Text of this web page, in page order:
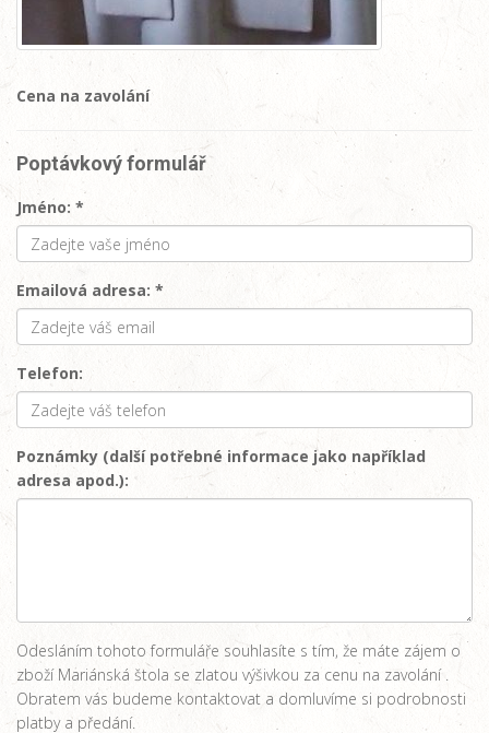
Cena na zavolání
Poptávkový formulář
Jméno: *
Emailová adresa: *
Telefon:
Poznámky (další potřebné informace jako například
adresa apod.):
Odesláním tohoto formuláře souhlasíte s tím, že máte zájem o
zboží Mariánská štola se zlatou výšivkou za cenu na zavolání .
Obratem vás budeme kontaktovat a domluvíme si podrobnosti
platby a předání.